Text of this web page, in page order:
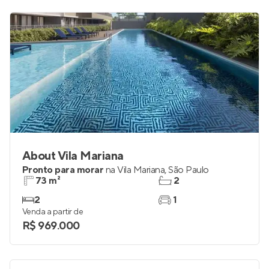
About Vila Mariana
Pronto para morar na Vila Mariana,São Paulo
73 m²
2
2
1
Venda a partir de
R$ 969.000